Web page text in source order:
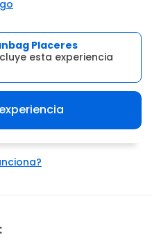
Placeres
esta experiencia